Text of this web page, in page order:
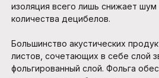
изоляция всего лишь снижает
количества децибелов.
Большинство акустических
листов, сочетающих в себе слой
фольгированный слой. Фольга